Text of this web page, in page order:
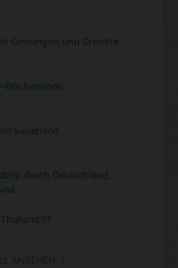
Groningen und Drenthe
Wochenende
Sauerland
durch Deutschland,
ANSEHEN